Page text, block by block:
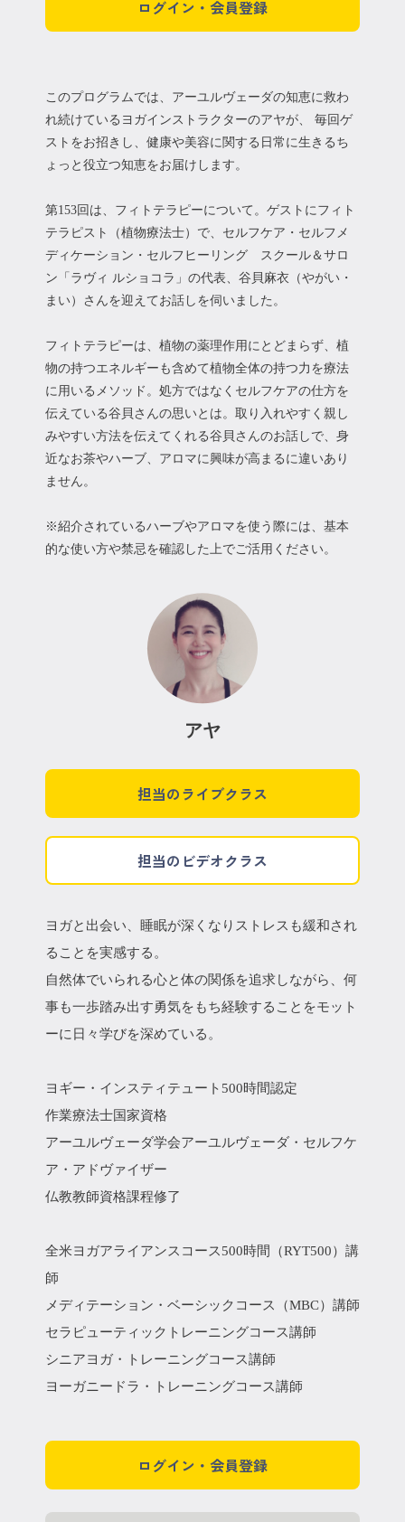
ログイン・会員登録
このプログラムでは、アーユルヴェーダの知恵に救わ
れ続けているヨガインストラクターのアヤが、 毎回ゲ
ストをお招きし、健康や美容に関する日常に生きるち
ょっと役立つ知恵をお届けします。
第153回は、フィトテラピーについて。ゲストにフィト
テラピスト（植物療法士）で、セルフケア・セルフメ
ディケーション・セルフヒーリング スクール＆サロ
ン「ラヴィ ルショコラ」の代表、谷貝麻衣（やがい・
まい）さんを迎えてお話しを伺いました。
フィトテラピーは、植物の薬理作用にとどまらず、植
物の持つエネルギーも含めて植物全体の持つ力を療法
に用いるメソッド。処方ではなくセルフケアの仕方を
伝えている谷貝さんの思いとは。取り入れやすく親し
みやすい方法を伝えてくれる谷貝さんのお話しで、身
近なお茶やハーブ、アロマに興味が高まるに違いあり
ません。
※紹介されているハーブやアロマを使う際には、基本
的な使い方や禁忌を確認した上でご活用ください。
アヤ
担当のライブクラス
担当のビデオクラス
ヨガと出会い、睡眠が深くなりストレスも緩和され
ることを実感する。
自然体でいられる心と体の関係を追求しながら、何
事も一歩踏み出す勇気をもち経験することをモット
ーに日々学びを深めている。
ヨギー・インスティテュート500時間認定
作業療法士国家資格
アーユルヴェーダ学会アーユルヴェーダ・セルフケ
ア・アドヴァイザー
仏教教師資格課程修了
全米ヨガアライアンスコース500時間（RYT500）講
師
メディテーション・ベーシックコース（MBC）講師
セラピューティックトレーニングコース講師
シニアヨガ・トレーニングコース講師
ヨーガニードラ・トレーニングコース講師
ログイン・会員登録